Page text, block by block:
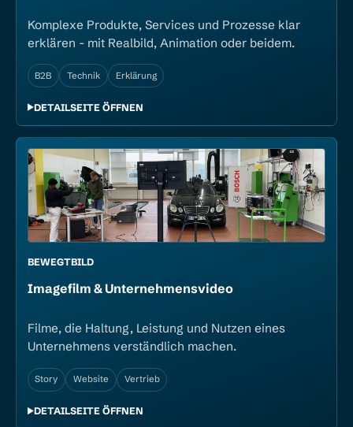
Komplexe Produkte, Services und Prozesse klar
erklären - mit Realbild, Animation oder beidem.
B2B Technik Erklärung
DETAILSEITE ÖFFNEN
BEWEGTBILD
Image­film & Unternehmens­video
Filme, die Haltung, Leistung und Nutzen eines
Unternehmens verständlich machen.
Story Website Vertrieb
DETAILSEITE ÖFFNEN